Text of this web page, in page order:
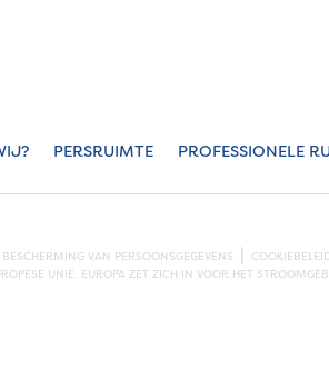
PERSRUIMTE PROFESSIONELE
VAN PERSOONSGEGEVENS
UNIE. EUROPA ZET ZICH IN VOOR HET